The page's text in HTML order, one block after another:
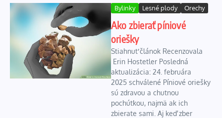
Bylinky Lesné plody Orechy
Ako zbierať píniové
oriešky
Stiahnuť článok Recenzovala
Erin Hostetler Posledná
aktualizácia: 24. februára
2025 schválené Píniové oriešky
sú zdravou a chutnou
pochúťkou, najmä ak ich
zbierate sami. Aj keď zber